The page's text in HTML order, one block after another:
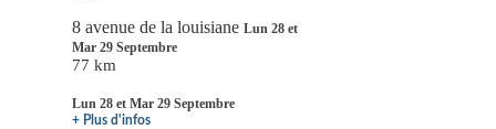
8 avenue de la louisiane Lun 28 et
Mar 29 Septembre
77 km
Lun 28 et Mar 29 Septembre
+ Plus d'infos